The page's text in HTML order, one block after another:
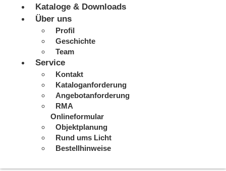
Kataloge & Downloads
Über uns
Profil
Geschichte
Team
Service
Kontakt
Kataloganforderung
Angebotanforderung
RMA
Onlineformular
Objektplanung
Rund ums Licht
Bestellhinweise